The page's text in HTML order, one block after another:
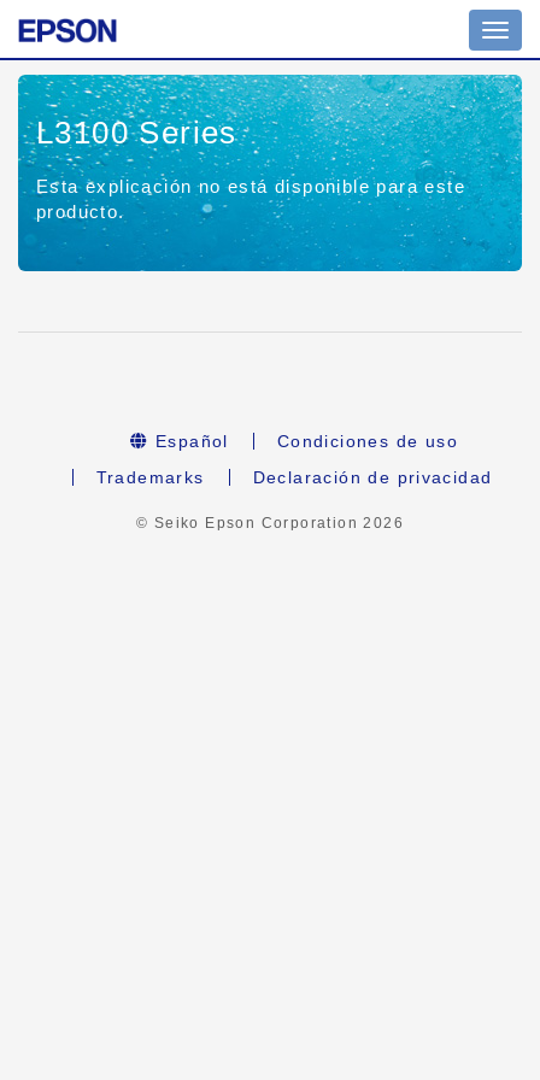
L3100 Series
Esta explicación no está disponible para este
producto.
Español
Condiciones de uso
Trademarks
Declaración de privacidad
© Seiko Epson Corporation2026